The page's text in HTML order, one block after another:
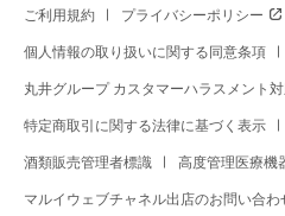
ご利用規約 プライバシーポリシー
個人情報の取り扱いに関する同意条項
丸井グループ カスタマーハラスメント
特定商取引に関する法律に基づく表示
酒類販売管理者標識 高度管理医療機
マルイウェブチャネル出店のお問い合わ